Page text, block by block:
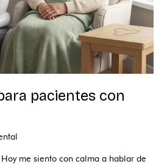
pacientes con
me siento con calma a hablar de